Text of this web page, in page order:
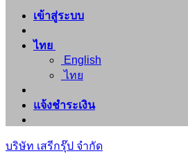
เข้าสู่ระบบ
ไทย
English
ไทย
แจ้งชำระเงิน
บริษัท เสรีกรุ๊ป จำกัด